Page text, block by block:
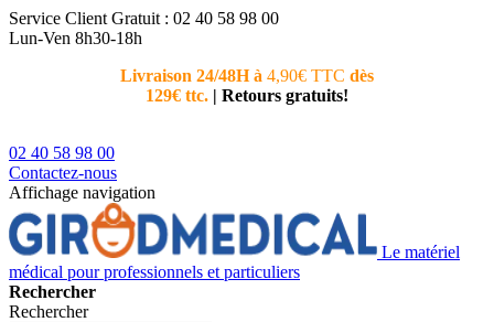
Service Client Gratuit : 02 40 58 98 00
Lun-Ven 8h30-18h
Livraison 24/48H à 4,90€ TTC dès
129€ ttc. | Retours gratuits!
02 40 58 98 00
Contactez-nous
Affichage navigation
Le matériel
médical pour professionnels et particuliers
Rechercher
Rechercher